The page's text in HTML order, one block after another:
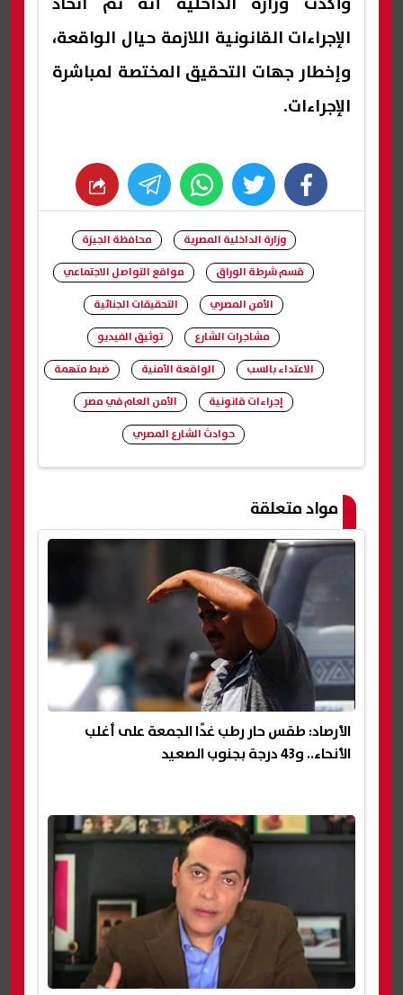
الإجراءات القانونية اللازمة حيال الواقعة،
وإخطار جهات التحقيق المختصة لمباشرة
الإجراءات.
facebook
twitter
whats
وزارة الداخلية المصرية
محافظة الجيزة
قسم شرطة الوراق
مواقع التواصل الاجتماعي
الأمن المصري
التحقيقات الجنائية
مشاجرات الشارع
توثيق الفيديو
الاعتداء بالسب
الواقعة الأمنية
ضبط متهمة
إجراءات قانونية
الأمن العام في مصر
حوادث الشارع المصري
مواد متعلقة
الأرصاد: طقس حار رطب غدًا الجمعة على أغلب
الأنحاء.. و43 درجة بجنوب الصعيد